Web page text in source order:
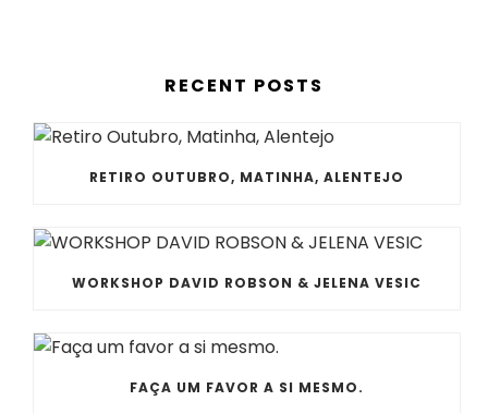
RECENT POSTS
RETIRO OUTUBRO, MATINHA, ALENTEJO
WORKSHOP DAVID ROBSON & JELENA VESIC
FAÇA UM FAVOR A SI MESMO.